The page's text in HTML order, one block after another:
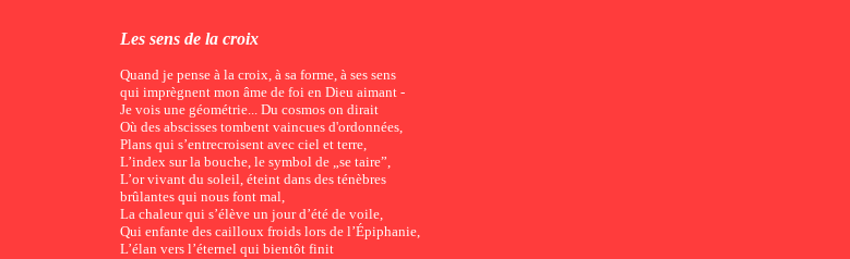
Les sens de la croix
Quand je pense à la croix, à sa forme, à ses sens
qui imprègnent mon âme de foi en Dieu aimant -
Je vois une géométrie... Du cosmos on dirait
Où des abscisses tombent vaincues d'ordonnées,
Plans qui s’entrecroisent avec ciel et terre,
L’index sur la bouche, le symbol de „se taire”,
L’or vivant du soleil, éteint dans des ténèbres
brûlantes qui nous font mal,
La chaleur qui s’élève un jour d’été de voile,
Qui enfante des cailloux froids lors de l’Épiphanie,
L’élan vers l’éternel qui bientôt finit